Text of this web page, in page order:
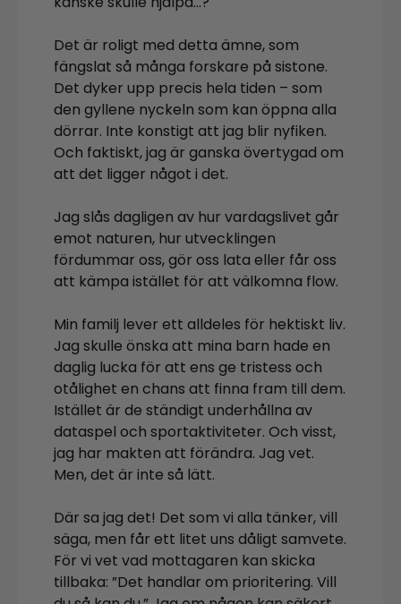
Det är roligt med detta ämne, som
fängslat så många forskare på sistone.
Det dyker upp precis hela tiden – som
den gyllene nyckeln som kan öppna alla
dörrar. Inte konstigt att jag blir nyfiken.
Och faktiskt, jag är ganska övertygad om
att det ligger något i det.
Jag slås dagligen av hur vardagslivet går
emot naturen, hur utvecklingen
fördummar oss, gör oss lata eller får oss
att kämpa istället för att välkomna flow.
Min familj lever ett alldeles för hektiskt liv.
Jag skulle önska att mina barn hade en
daglig lucka för att ens ge tristess och
otålighet en chans att finna fram till dem.
Istället är de ständigt underhållna av
dataspel och sportaktiviteter. Och visst,
jag har makten att förändra. Jag vet.
Men, det är inte så lätt.
Där sa jag det! Det som vi alla tänker, vill
säga, men får ett litet uns dåligt samvete.
För vi vet vad mottagaren kan skicka
tillbaka: ”Det handlar om prioritering. Vill